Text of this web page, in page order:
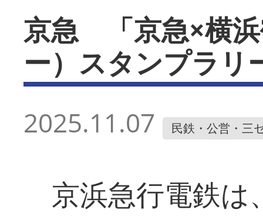
京急 「京急×横
ー）スタンプラリ
2025.11.07 民鉄・公営・三
京浜急行電鉄は